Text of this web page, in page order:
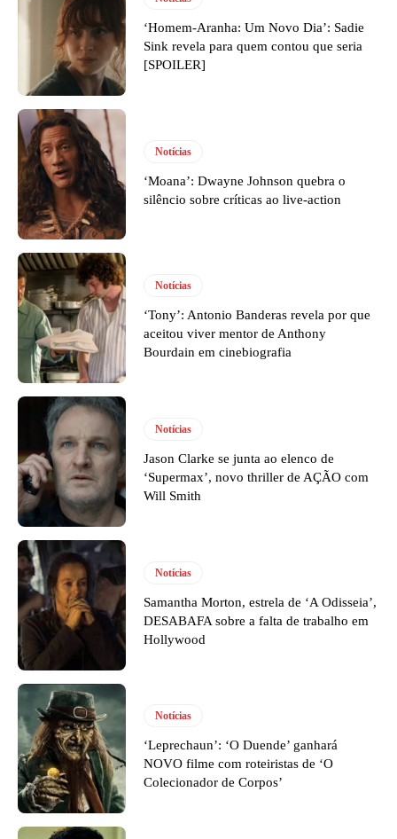
‘Homem-Aranha: Um Novo Dia’: Sadie
Sink revela para quem contou que seria
[SPOILER]
Notícias
‘Moana’: Dwayne Johnson quebra o
silêncio sobre críticas ao live-action
Notícias
‘Tony’: Antonio Banderas revela por que
aceitou viver mentor de Anthony
Bourdain em cinebiografia
Notícias
Jason Clarke se junta ao elenco de
‘Supermax’, novo thriller de AÇÃO com
Will Smith
Notícias
Samantha Morton, estrela de ‘A Odisseia’,
DESABAFA sobre a falta de trabalho em
Hollywood
Notícias
‘Leprechaun’: ‘O Duende’ ganhará
NOVO filme com roteiristas de ‘O
Colecionador de Corpos’